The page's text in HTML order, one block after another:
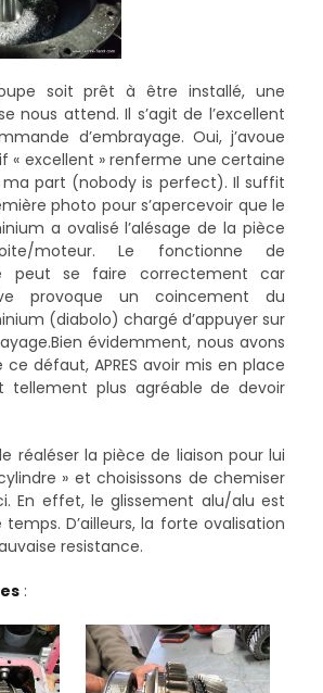
soit prêt à être installé, une
nous attend. Il s’agit de l’excellent
d’embrayage. Oui, j’avoue
« excellent » renferme une certaine
ma part (nobody is perfect). Il suffit
photo pour s’apercevoir que le
a ovalisé l’alésage de la pièce
moteur. Le fonctionne de
peut se faire correctement car
provoque un coincement du
(diabolo) chargé d’appuyer sur
évidemment, nous avons
défaut, APRES avoir mis en place
tellement plus agréable de devoir
réaléser la pièce de liaison pour lui
» et choisissons de chemiser
En effet, le glissement alu/alu est
D’ailleurs, la forte ovalisation
resistance.
: